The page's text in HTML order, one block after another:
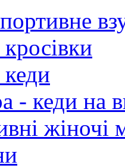
кеди
- кеди на
жіночі